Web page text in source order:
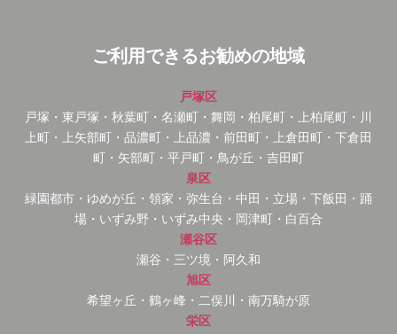
ご利用できるお勧めの地域
戸塚区
戸塚・東戸塚・秋葉町・名瀬町・舞岡・柏尾町・上柏尾町・川
上町・上矢部町・品濃町・上品濃・前田町・上倉田町・下倉田
町・矢部町・平戸町・鳥が丘・吉田町
泉区
緑園都市・ゆめが丘・領家・弥生台・中田・立場・下飯田・踊
場・いずみ野・いずみ中央・岡津町・白百合
瀬谷区
瀬谷・三ツ境・阿久和
旭区
希望ヶ丘・鶴ヶ峰・二俣川・南万騎が原
栄区